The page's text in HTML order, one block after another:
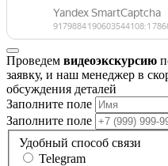
Проведем видеоэкскурсию
заявку, и наш менеджер в
обсуждения деталей
Заполните поле
Заполните поле
Удобный способ связи
Telegram